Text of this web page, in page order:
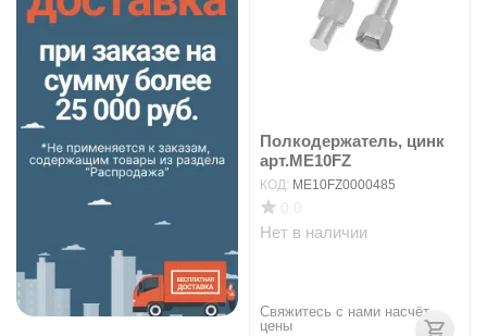
Полкодержатель, цинк
арт.ME10FZ
КОД: ME10FZ0000485
Нет в наличии
Свяжитесь с нами насчёт
цены